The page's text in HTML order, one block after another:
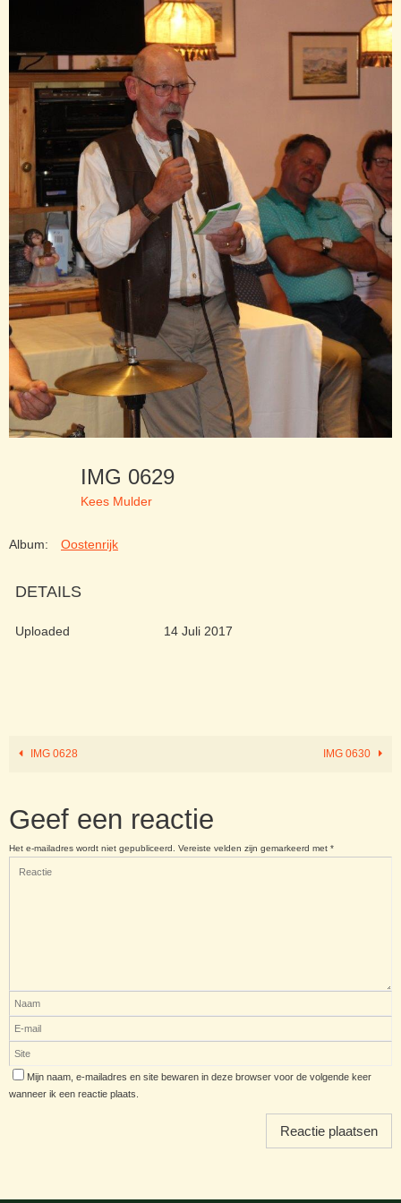
IMG 0629
Kees Mulder
Album: Oostenrijk
DETAILS
Uploaded 14 Juli 2017
IMG 0628 IMG 0630
Geef een reactie
Het e-mailadres wordt niet gepubliceerd. Vereiste velden zijn gemarkeerd met *
Mijn naam, e-mailadres en site bewaren in deze browser voor de volgende keer
wanneer ik een reactie plaats.